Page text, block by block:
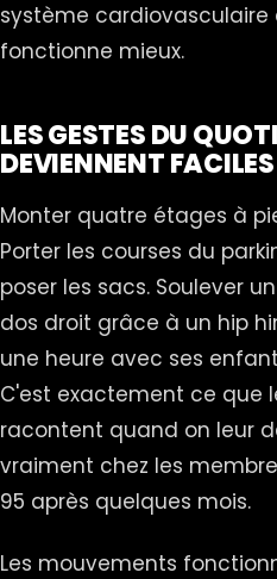
système cardiovasculaire
fonctionne mieux.
LES GESTES DU
DEVIENNENT FACILES
Monter quatre étages à
Porter les courses du
poser les sacs. Soulever
dos droit grâce à un hip
une heure avec ses
C'est exactement ce que
racontent quand on leur
vraiment chez les
95 après quelques mois.
Les mouvements